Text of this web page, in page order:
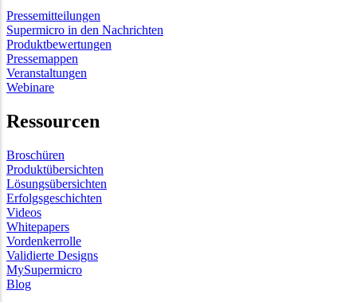
Pressemitteilungen
Supermicro in den Nachrichten
Produktbewertungen
Pressemappen
Veranstaltungen
Webinare
Ressourcen
Broschüren
Produktübersichten
Lösungsübersichten
Erfolgsgeschichten
Videos
Whitepapers
Vordenkerrolle
Validierte Designs
MySupermicro
Blog